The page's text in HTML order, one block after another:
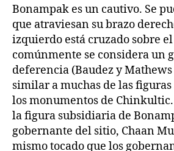
Bonampak es un cautivo. Se
que atraviesan su brazo
izquierdo está cruzado sobre
comúnmente se considera un
deferencia (Baudez y Mathews
similar a muchas de las
los monumentos de
la figura subsidiaria de
gobernante del sitio, Chaan
mismo tocado que los